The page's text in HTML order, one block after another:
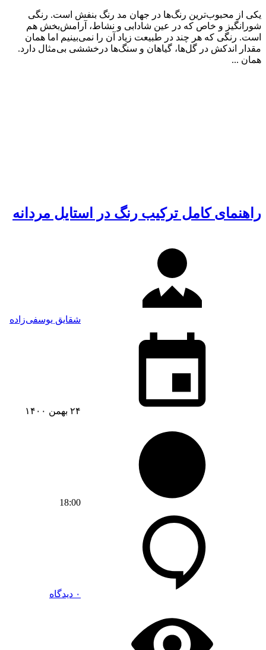
یکی از محبوب‌ترین رنگ‌ها در جهان مد رنگ بنفش است. رنگی
شورانگیز و خاص که در عین شادابی و نشاط، آرامش‌بخش هم
است. رنگی که هر چند در طبیعت زیاد آن را نمی‌بینیم اما همان
مقدار اندکش در گل‌ها، گیاهان و سنگ‌ها درخششی بی‌مثال دارد.
همان ...
راهنمای کامل ترکیب رنگ در استایل مردانه
شقایق یوسفی‌زاده
۲۴ بهمن ۱۴۰۰
18:00
۰ دیدگاه